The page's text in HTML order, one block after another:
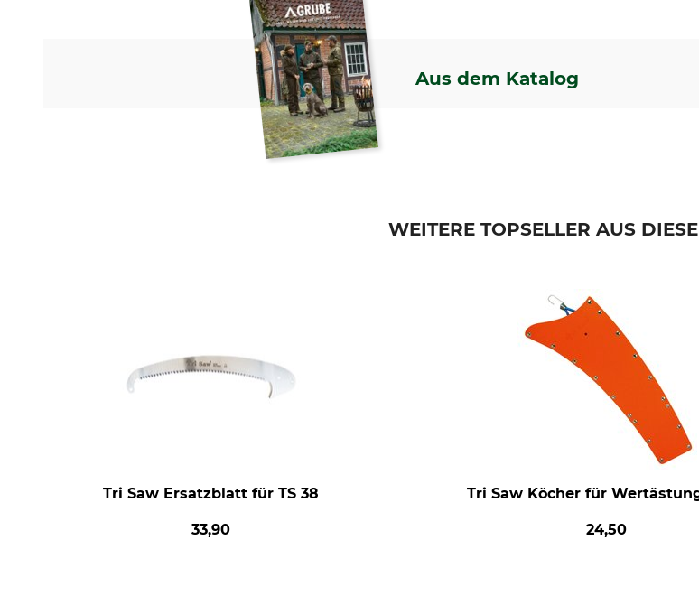
Aus dem Katalog
WEITERE TOPSELLER AUS
Tri Saw Ersatzblatt für TS 38
33,90
Tri Saw Köcher für
24,50